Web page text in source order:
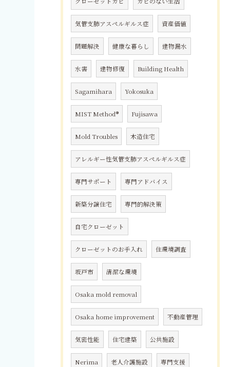
気管支肺アスペルギルス症 資産価値
問題解決 健康な暮らし 建物漏水
水害 建物修復 Building Health
Sagamihara Yokosuka
MIST Method® Fujisawa
Mold Troubles 木造住宅
アレルギー性気管支肺アスペルギルス症
専門サポート 専門アドバイス
新築分譲住宅 専門的解決策
自宅クローゼット
クローゼットのお手入れ 住環境調査
坂戸市 清潔な環境
Osaka mold removal
Osaka home improvement 不動産管理
気密性能 住宅建築 公共施設
Nerima 老人介護施設 専門支援